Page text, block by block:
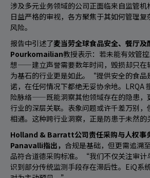
涉及多元业务领域的公司正面临来自监管
日益严格的审视，各方聚焦于其如何管理复
风险。
报告中引述了麦当劳全球食品安全、餐厅
Pourkomailian教授表示：若未能有效管
想——建立声誉需要数年时间，毁损却只在
为基石的行业更是如此。“提供安全的食品
诺，在任何情况下都绝无妥协余地。LRQA
险脉络——既能洞察其他领域存在的隐患，
行业的深层关联。表象问题或许千差万别，
相通。这种跨行业洞察，正是防患于未然的
Holland & Barratt公司责任采购与人权事
Panavalli指出， 合规是基础，但更需追溯
品符合道德采购标准。“我们不仅关注审计
识到部分传统监测手段存在滞后性。EiQ系